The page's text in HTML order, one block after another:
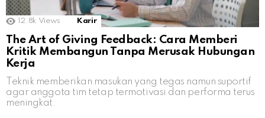
12.8k Views Karir
The Art of Giving Feedback: Cara Memberi
Kritik Membangun Tanpa Merusak Hubungan
Kerja
Teknik memberikan masukan yang tegas namun suportif
agar anggota tim tetap termotivasi dan performa terus
meningkat.